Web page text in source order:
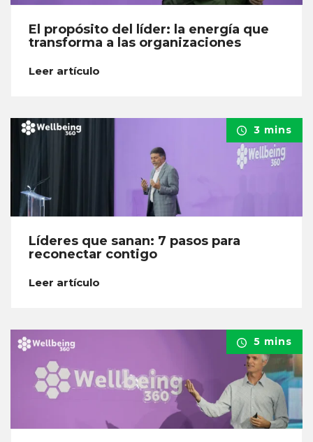
El propósito del líder: la energía que
transforma a las organizaciones
Leer artículo
3 mins
Líderes que sanan: 7 pasos para
reconectar contigo
Leer artículo
5 mins